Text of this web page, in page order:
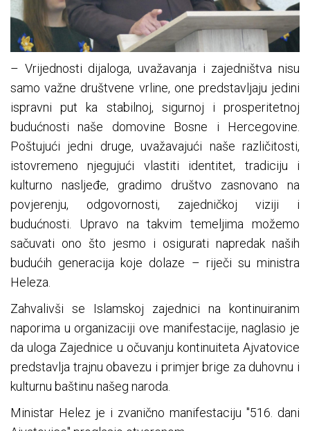
– Vrijednosti dijaloga, uvažavanja i zajedništva nisu
samo važne društvene vrline, one predstavljaju jedini
ispravni put ka stabilnoj, sigurnoj i prosperitetnoj
budućnosti naše domovine Bosne i Hercegovine.
Poštujući jedni druge, uvažavajući naše različitosti,
istovremeno njegujući vlastiti identitet, tradiciju i
kulturno nasljeđe, gradimo društvo zasnovano na
povjerenju, odgovornosti, zajedničkoj viziji i
budućnosti. Upravo na takvim temeljima možemo
sačuvati ono što jesmo i osigurati napredak naših
budućih generacija koje dolaze – riječi su ministra
Heleza.
Zahvalivši se Islamskoj zajednici na kontinuiranim
naporima u organizaciji ove manifestacije, naglasio je
da uloga Zajednice u očuvanju kontinuiteta Ajvatovice
predstavlja trajnu obavezu i primjer brige za duhovnu i
kulturnu baštinu našeg naroda.
Ministar Helez je i zvanično manifestaciju "516. dani